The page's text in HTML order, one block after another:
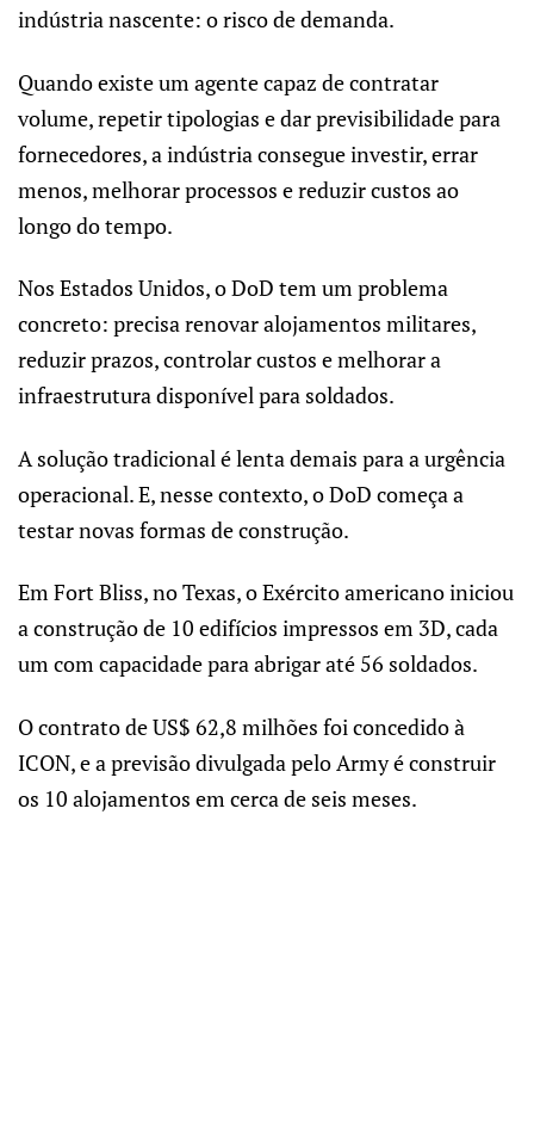
indústria nascente: o risco de demanda.
Quando existe um agente capaz de contratar
volume, repetir tipologias e dar previsibilidade para
fornecedores, a indústria consegue investir, errar
menos, melhorar processos e reduzir custos ao
longo do tempo.
Nos Estados Unidos, o DoD tem um problema
concreto: precisa renovar alojamentos militares,
reduzir prazos, controlar custos e melhorar a
infraestrutura disponível para soldados.
A solução tradicional é lenta demais para a urgência
operacional. E, nesse contexto, o DoD começa a
testar novas formas de construção.
Em Fort Bliss, no Texas, o Exército americano iniciou
a construção de 10 edifícios impressos em 3D, cada
um com capacidade para abrigar até 56 soldados.
O contrato de US$ 62,8 milhões foi concedido à
ICON, e a previsão divulgada pelo Army é construir
os 10 alojamentos em cerca de seis meses.